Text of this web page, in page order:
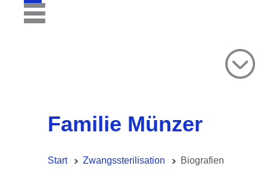
Familie Münzer
Start Zwangssterilisation Biografien